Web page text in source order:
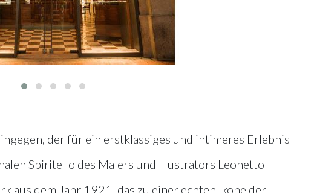
der für ein erstklassiges und intimeres Erlebnis
Spiritello des Malers und Illustrators Leonetto
aus dem Jahr 1921, das zu einer echten Ikone der